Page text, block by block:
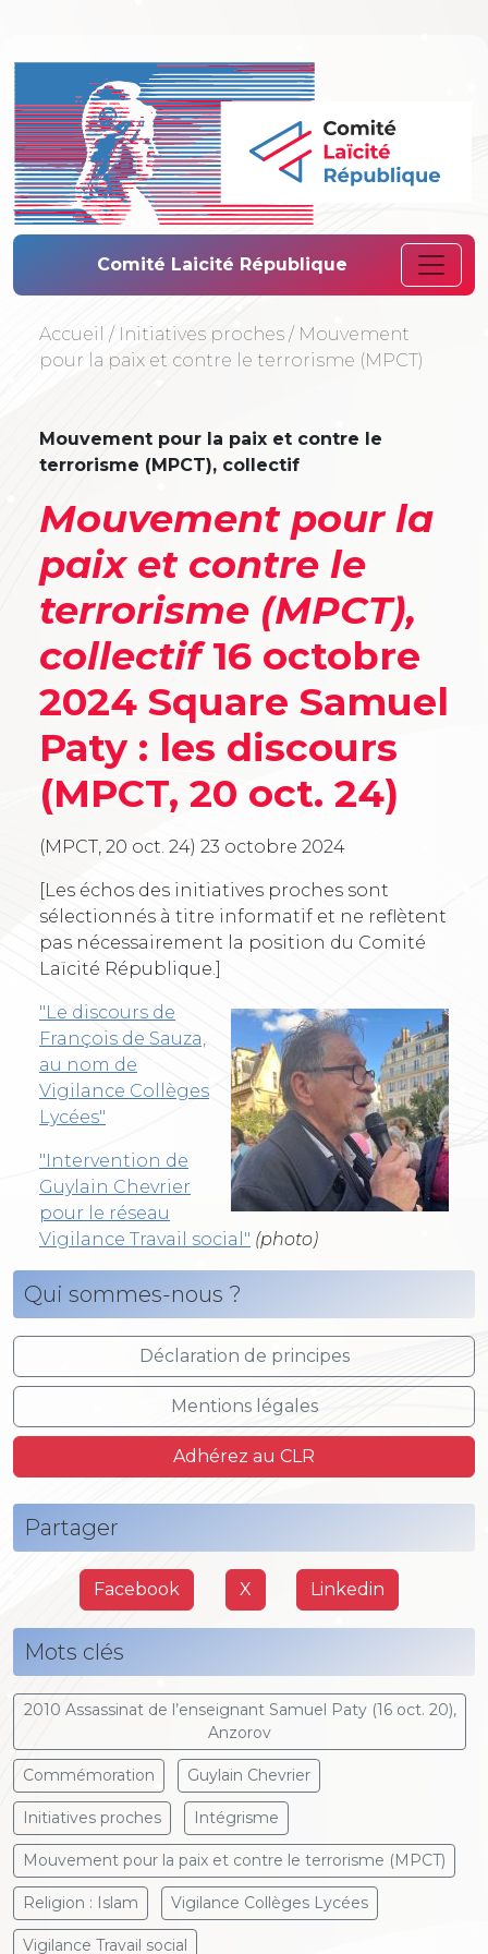
Comité Laïcité
Comité Laicité République
Accueil / Initiatives proches / Mouvement
pour la paix et contre le terrorisme (MPCT)
Mouvement pour la paix et contre le
terrorisme (MPCT), collectif
Mouvement pour la
paix et contre le
terrorisme (MPCT),
collectif16 octobre
2024 Square Samuel
Paty : les discours
(MPCT, 20 oct. 24)
(MPCT, 20 oct. 24) 23 octobre 2024
[Les échos des initiatives proches sont
sélectionnés à titre informatif et ne reflètent
pas nécessairement la position du Comité
Laïcité République.]
"Le discours de
François de Sauza,
au nom de
Vigilance Collèges
Lycées"
"Intervention de
Guylain Chevrier
pour le réseau
Vigilance Travail social" (photo)
Qui sommes-nous ?
Déclaration de principes
Mentions légales
Adhérez au CLR
Partager
Facebook X Linkedin
Mots clés
2010 Assassinat de l’enseignant Samuel Paty (16 oct. 20),
Anzorov
Commémoration Guylain Chevrier
Initiatives proches Intégrisme
Mouvement pour la paix et contre le terrorisme (MPCT)
Religion : Islam Vigilance Collèges Lycées
Vigilance Travail social